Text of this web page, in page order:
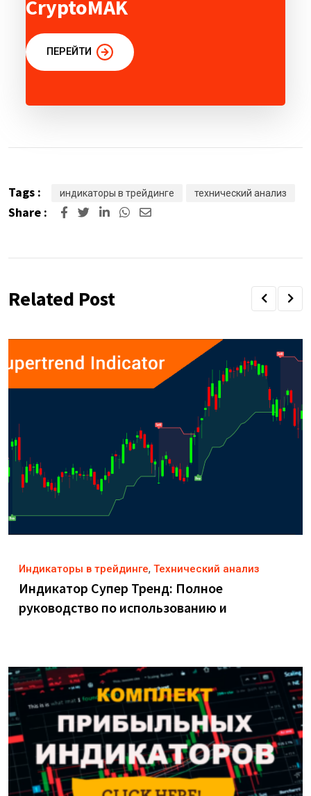
CryptoMAK
ПЕРЕЙТИ
Tags : индикаторы в трейдинге технический анализ
Share :
Related Post
Индикаторы в трейдинге, Технический анализ
Индикатор Супер Тренд: Полное
руководство по использованию и